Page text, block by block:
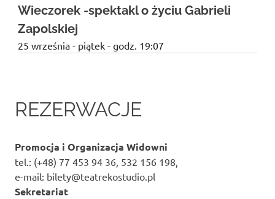
Wieczorek -spektakl o życiu Gabrieli
Zapolskiej
25 września - piątek - godz. 19:07
REZERWACJE
Promocja i Organizacja Widowni
tel.: (+48) 77 453 94 36, 532 156 198,
e-mail: bilety@teatrekostudio.pl
Sekretariat